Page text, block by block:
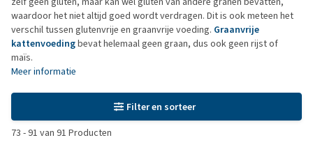
waardoor het niet altijd goed wordt verdragen. Dit is ook meteen het
verschil tussen glutenvrije en graanvrije voeding. Graanvrije
kattenvoedingbevat helemaal geen graan, dus ook geen rijst of
maïs.
Meer informatie
Filter en sorteer
73 -91 van 91 Producten